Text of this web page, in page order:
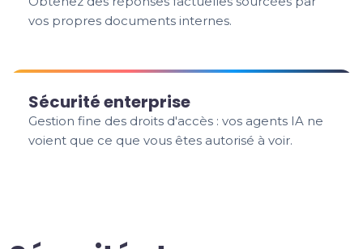
vos propres documents internes.
Sécurité enterprise
Gestion fine des droits d'accès : vos agents IA ne
voient que ce que vous êtes autorisé à voir.